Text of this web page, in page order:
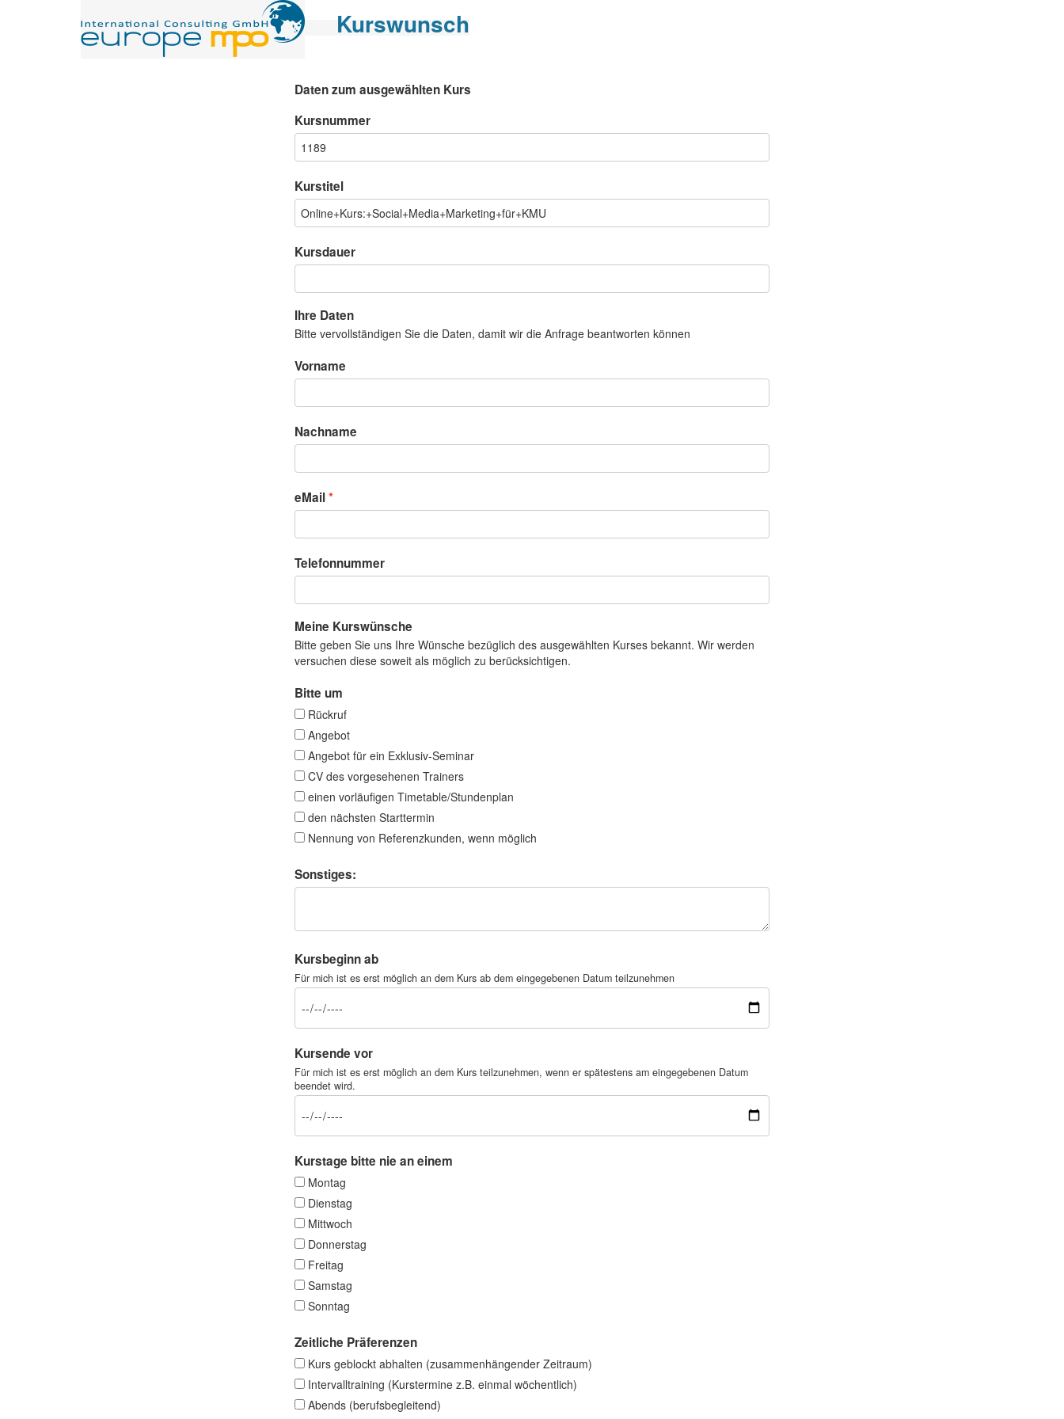
Kurswunsch
Daten zum ausgewählten Kurs
Kursnummer
Kurstitel
Kursdauer
Ihre Daten
Bitte vervollständigen Sie die Daten, damit wir die Anfrage beantworten können
Vorname
Nachname
eMail
Telefonnummer
Meine Kurswünsche
Bitte geben Sie uns Ihre Wünsche bezüglich des ausgewählten Kurses bekannt. Wir werden
versuchen diese soweit als möglich zu berücksichtigen.
Bitte um
Rückruf
Angebot
Angebot für ein Exklusiv-Seminar
CV des vorgesehenen Trainers
einen vorläufigen Timetable/Stundenplan
den nächsten Starttermin
Nennung von Referenzkunden, wenn möglich
Sonstiges:
Kursbeginn ab
Für mich ist es erst möglich an dem Kurs ab dem eingegebenen Datum teilzunehmen
Kursende vor
Für mich ist es erst möglich an dem Kurs teilzunehmen, wenn er spätestens am eingegebenen Datum
beendet wird.
Kurstage bitte nie an einem
Montag
Dienstag
Mittwoch
Donnerstag
Freitag
Samstag
Sonntag
Zeitliche Präferenzen
Kurs geblockt abhalten (zusammenhängender Zeitraum)
Intervalltraining (Kurstermine z.B. einmal wöchentlich)
Abends (berufsbegleitend)